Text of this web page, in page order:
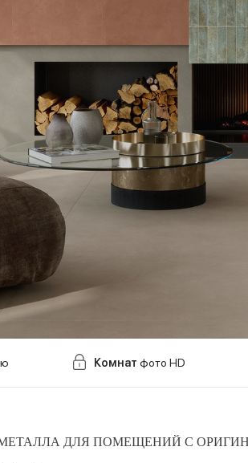
ДЛЯ ПОМЕЩЕНИЙ С
Комнатфото HD